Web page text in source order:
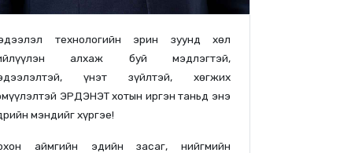
технологийн эрин зуунд хөл
алхаж буй мэдлэгтэй,
үнэт зүйлтэй, хөгжих
ЭРДЭНЭТ хотын иргэн таньд энэ
мэндийг хүргэе!
аймгийн эдийн засаг, нийгмийн